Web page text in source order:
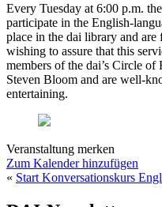
Every Tuesday at 6:00 p.m.
participate in the English-
place in the dai library and
wishing to assure that this
members of the dai’s Circle
Steven Bloom and are well-
entertaining.
Veranstaltung merken
Zum Kalender hinzufügen
« Start Konversationskurs